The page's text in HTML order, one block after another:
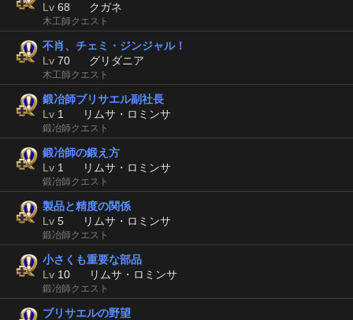
Lv 68 クガネ
木工師クエスト
不肖、チェミ・ジンジャル！
Lv 70 グリダニア
木工師クエスト
鍛冶師ブリサエル副社長
Lv 1 リムサ・ロミンサ
鍛冶師クエスト
鍛冶師の鍛え方
Lv 1 リムサ・ロミンサ
鍛冶師クエスト
製品と精度の関係
Lv 5 リムサ・ロミンサ
鍛冶師クエスト
小さくも重要な部品
Lv 10 リムサ・ロミンサ
鍛冶師クエスト
ブリサエルの野望